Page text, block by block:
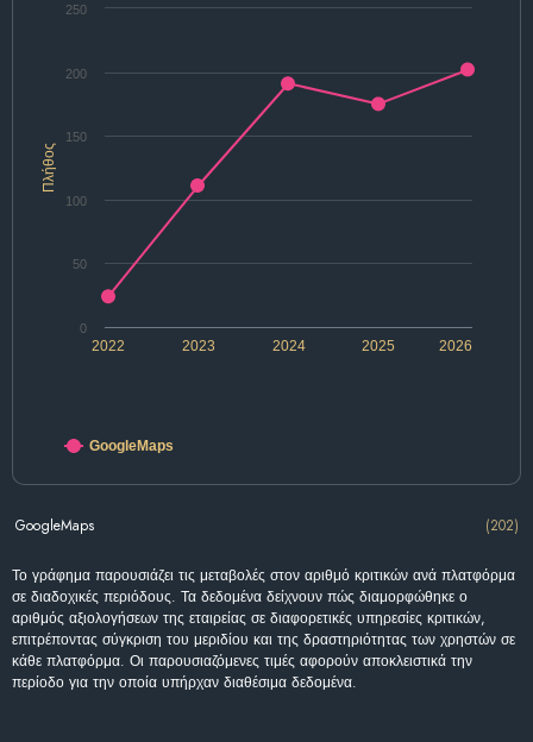
Πλήθος
2022 2024 2026
2023 2025
0
50
100
150
200
250
GoogleMaps
GoogleMaps (202)
Το γράφημα παρουσιάζει τις μεταβολές στον αριθμό κριτικών ανά πλατφόρμα
σε διαδοχικές περιόδους. Τα δεδομένα δείχνουν πώς διαμορφώθηκε ο
αριθμός αξιολογήσεων της εταιρείας σε διαφορετικές υπηρεσίες κριτικών,
επιτρέποντας σύγκριση του μεριδίου και της δραστηριότητας των χρηστών σε
κάθε πλατφόρμα. Οι παρουσιαζόμενες τιμές αφορούν αποκλειστικά την
περίοδο για την οποία υπήρχαν διαθέσιμα δεδομένα.